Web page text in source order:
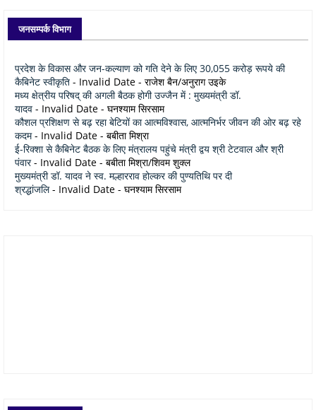
जनसम्पर्क विभाग
प्रदेश के विकास और जन-कल्याण को गति देने के लिए 30,055 करोड़ रूपये की
कैबिनेट स्वीकृति - Invalid Date - राजेश बैन/अनुराग उइके
मध्य क्षेत्रीय परिषद् की अगली बैठक होगी उज्जैन में : मुख्यमंत्री डॉ.
यादव - Invalid Date - घनश्याम सिरसाम
कौशल प्रशिक्षण से बढ़ रहा बेटियों का आत्मविश्वास, आत्मनिर्भर जीवन की ओर बढ़ रहे
कदम- Invalid Date - बबीता मिश्रा
ई-रिक्शा से कैबिनेट बैठक के लिए मंत्रालय पहुंचे मंत्री द्वय श्री टेटवाल और श्री
पंवार- Invalid Date - बबीता मिश्रा/शिवम शुक्ल
मुख्यमंत्री डॉ. यादव ने स्व. मल्हारराव होल्कर की पुण्यतिथि पर दी
श्रद्धांजलि- Invalid Date - घनश्याम सिरसाम